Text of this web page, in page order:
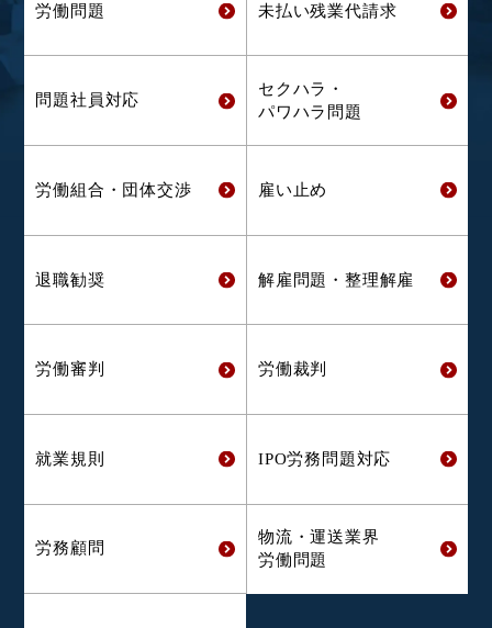
労働問題 未払い残業代請求
問題社員対応
セクハラ・
パワハラ問題
労働組合・ 団体交渉 雇い止め
退職勧奨 解雇問題・ 整理解雇
労働審判 労働裁判
就業規則 IPO労務問題対応
労務顧問
物流・運送業界
労働問題